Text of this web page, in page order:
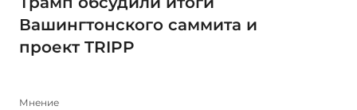
Вашингтонского саммита и
проект TRIPP
Мнение